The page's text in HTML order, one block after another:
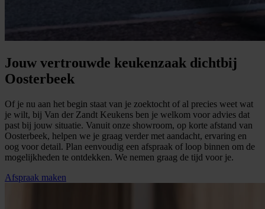
Jouw vertrouwde keukenzaak dichtbij
Oosterbeek
Of je nu aan het begin staat van je zoektocht of al precies weet wat
je wilt, bij Van der Zandt Keukens ben je welkom voor advies dat
past bij jouw situatie. Vanuit onze showroom, op korte afstand van
Oosterbeek, helpen we je graag verder met aandacht, ervaring en
oog voor detail. Plan eenvoudig een afspraak of loop binnen om de
mogelijkheden te ontdekken. We nemen graag de tijd voor je.
Afspraak maken